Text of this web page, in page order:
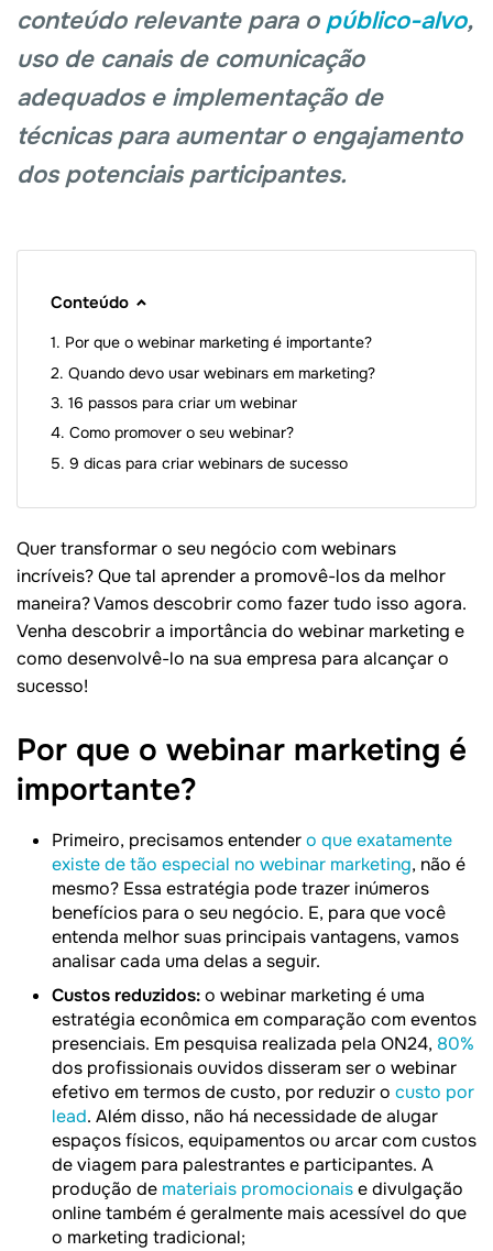
conteúdo relevante para o público-alvo,
uso de canais de comunicação
adequados e implementação de
técnicas para aumentar o engajamento
dos potenciais participantes.
Conteúdo
Por que o webinar marketing é importante?
Quando devo usar webinars em marketing?
16 passos para criar um webinar
Como promover o seu webinar?
9 dicas para criar webinars de sucesso
Quer transformar o seu negócio com webinars
incríveis? Que tal aprender a promovê-los da melhor
maneira? Vamos descobrir como fazer tudo isso agora.
Venha descobrir a importância do webinar marketing e
como desenvolvê-lo na sua empresa para alcançar o
sucesso!
Por que o webinar marketing é
importante?
Primeiro, precisamos entendero que exatamente
existe de tão especial no webinar marketing, não é
mesmo? Essa estratégia pode trazer inúmeros
benefícios para o seu negócio. E, para que você
entenda melhor suas principais vantagens, vamos
analisar cada uma delas a seguir.
Custos reduzidos:o webinar marketing é uma
estratégia econômica em comparação com eventos
presenciais. Em pesquisa realizada pela ON24, 80%
dos profissionais ouvidos disseram ser o webinar
efetivo em termos de custo, por reduzir o custo por
lead. Além disso, não há necessidade de alugar
espaços físicos, equipamentos ou arcar com custos
de viagem para palestrantes e participantes. A
produção de materiais promocionaise divulgação
online também é geralmente mais acessível do que
o marketing tradicional;